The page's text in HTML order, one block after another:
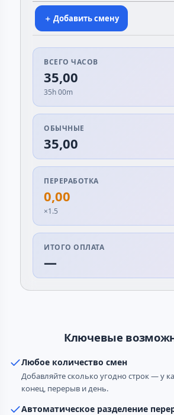
＋ Добавить смену
ВСЕГО ЧАСОВ
35,00
35h 00m
ОБЫЧНЫЕ
35,00
ПЕРЕРАБОТКА
0,00
×1.5
ИТОГО ОПЛАТА
—
Ключевые
Любое количество смен
Добавляйте сколько угодно строк — у
конец, перерыв и день.
Автоматическое разделение